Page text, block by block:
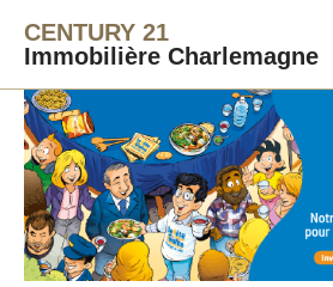
CENTURY 21
Immobilière Charlemagne